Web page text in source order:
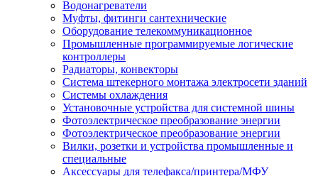
Водонагреватели
Муфты, фитинги сантехнические
Оборудование телекоммуникационное
Промышленные программируемые логические
контроллеры
Радиаторы, конвекторы
Система штекерного монтажа электросети зданий
Системы охлаждения
Установочные устройства для системной шины
Фотоэлектрическое преобразование энергии
Фотоэлектрическое преобразование энергии
Вилки, розетки и устройства промышленные и
специальные
Аксессуары для телефакса/принтера/МФУ